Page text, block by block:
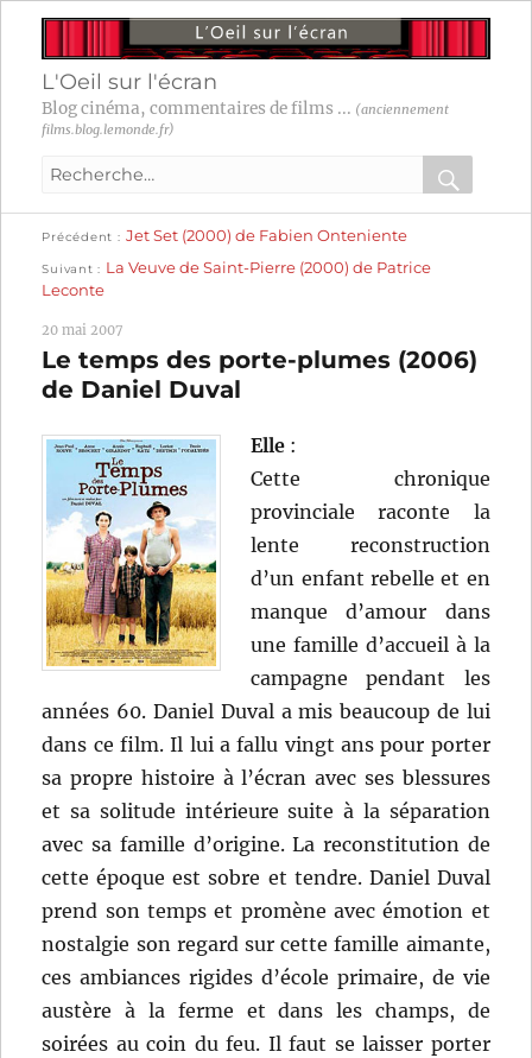
L'Oeil sur l'écran
Blog cinéma, commentaires de films ... (anciennement
films.blog.lemonde.fr)
Recherche
:
OK
Navigation
de
l’article
Précédent
précédente :
Jet Set (2000) de Fabien Onteniente
Suivant
suivante :
La Veuve de Saint-Pierre (2000) de Patrice
Leconte
20 mai 2007
Le temps des porte-plumes (2006)
de Daniel Duval
Elle :
Cette chronique
provinciale raconte la
lente reconstruction
d’un enfant rebelle et en
manque d’amour dans
une famille d’accueil à la
campagne pendant les
années 60. Daniel Duval a mis beaucoup de lui
dans ce film. Il lui a fallu vingt ans pour porter
sa propre histoire à l’écran avec ses blessures
et sa solitude intérieure suite à la séparation
avec sa famille d’origine. La reconstitution de
cette époque est sobre et tendre. Daniel Duval
prend son temps et promène avec émotion et
nostalgie son regard sur cette famille aimante,
ces ambiances rigides d’école primaire, de vie
austère à la ferme et dans les champs, de
soirées au coin du feu. Il faut se laisser porter